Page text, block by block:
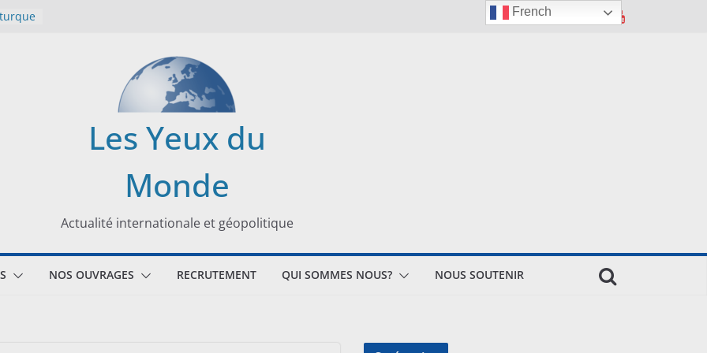
Les Yeux du
Monde
Actualité internationale et géopolitique
NOS OUVRAGES RECRUTEMENT QUI SOMMES NOUS? NOUS SOUTENIR
French